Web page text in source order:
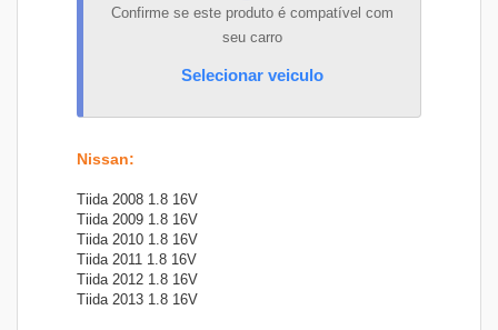
Confirme se este produto é compatível com
seu carro
Selecionar veiculo
Nissan:
Tiida 2008 1.8 16V
Tiida 2009 1.8 16V
Tiida 2010 1.8 16V
Tiida 2011 1.8 16V
Tiida 2012 1.8 16V
Tiida 2013 1.8 16V